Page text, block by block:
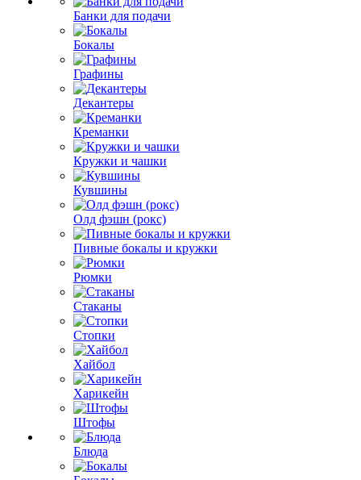
Банки для подачи
Бокалы
Графины
Декантеры
Креманки
Кружки и чашки
Кувшины
Олд фэшн (рокс)
Пивные бокалы и кружки
Рюмки
Стаканы
Стопки
Хайбол
Харикейн
Штофы
Блюда